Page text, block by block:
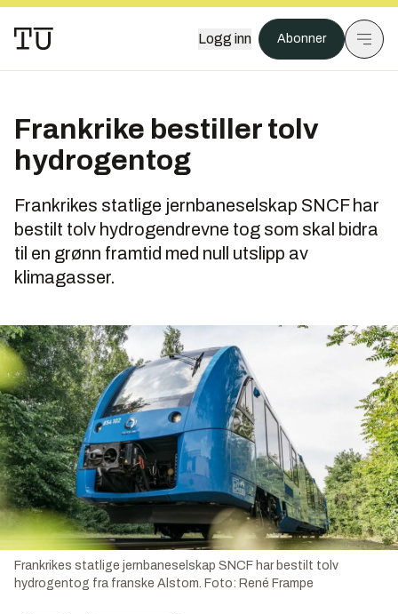
Logg inn Abonner
Frankrike bestiller tolv
hydrogentog
Frankrikes statlige jernbaneselskap SNCF har
bestilt tolv hydrogendrevne tog som skal bidra
til en grønn framtid med null utslipp av
klimagasser.
Frankrikes statlige jernbaneselskap SNCF har bestilt tolv
hydrogentog fra franske Alstom. Foto: René Frampe